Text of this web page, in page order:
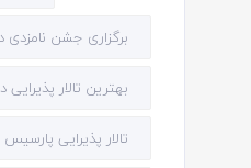
برگزاری جشن نامزدی
بهترین تالار پذیرایی
تالار پذیرایی پارسیس